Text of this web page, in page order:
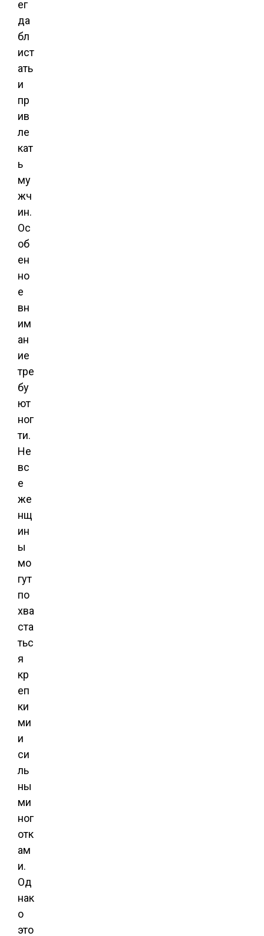
ег
да
бл
ист
ать
и
пр
ив
ле
кат
ь
му
жч
ин.
Ос
об
ен
но
е
вн
им
ан
ие
тре
бу
ют
ног
ти.
Не
вс
е
же
нщ
ин
ы
мо
гут
по
хва
ста
тьс
я
кр
еп
ки
ми
и
си
ль
ны
ми
ног
отк
ам
и.
Од
нак
о
это